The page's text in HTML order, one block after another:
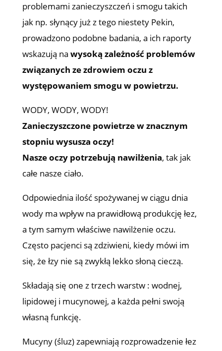
problemami zanieczyszczeń i smogu takich
jak np. słynący już z tego niestety Pekin,
prowadzono podobne badania, a ich raporty
wskazują na wysoką zależność problemów
związanych ze zdrowiem oczu z
występowaniem smogu w powietrzu.
WODY, WODY, WODY!
Zanieczyszczone powietrze w znacznym
stopniu wysusza oczy!
Nasze oczy potrzebują nawilżenia, tak jak
całe nasze ciało.
Odpowiednia ilość spożywanej w ciągu dnia
wody ma wpływ na prawidłową produkcję łez,
a tym samym właściwe nawilżenie oczu.
Często pacjenci są zdziwieni, kiedy mówi im
się, że łzy nie są zwykłą lekko słoną cieczą.
Składają się one z trzech warstw : wodnej,
lipidowej i mucynowej, a każda pełni swoją
własną funkcję.
Mucyny (śluz) zapewniają rozprowadzenie łez